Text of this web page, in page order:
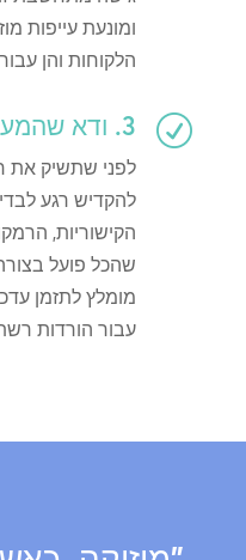
ומונעת עייפות
הלקוחות והן
R 3. ודא שהמערכת שלך מוכנה
לפני שתשיק את
להקדיש רגע
הקישוריות,
שהכל פועל
עבור הורדות